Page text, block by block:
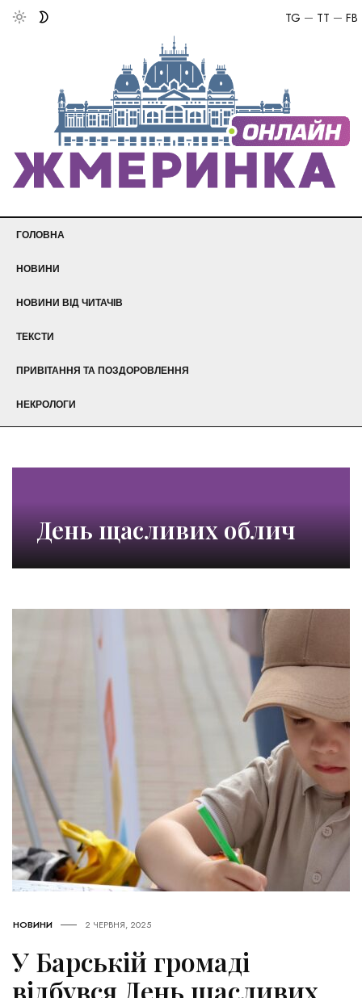
FB
TT
TG
ГОЛОВНА
НОВИНИ
НОВИНИ ВІД ЧИТАЧІВ
ТЕКСТИ
ПРИВІТАННЯ ТА ПОЗДОРОВЛЕННЯ
НЕКРОЛОГИ
День щасливих облич
НОВИНИ 2 ЧЕРВНЯ, 2025
У Барській громаді
відбувся День щасливих